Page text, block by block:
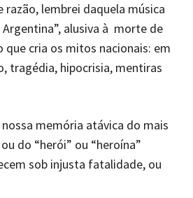
razão, lembrei daquela música
alusiva à morte de
que cria os mitos nacionais: em
tragédia, hipocrisia, mentiras
memória atávica do mais
do “herói” ou “heroína”
sob injusta fatalidade, ou